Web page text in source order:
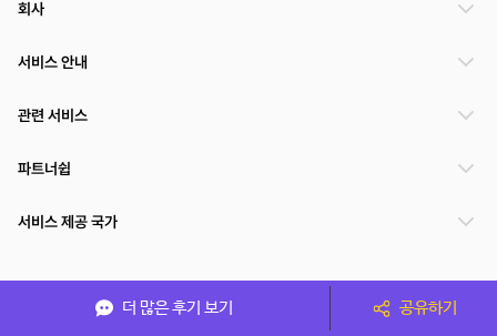
더 많은 후기 보기 공유하기
회사
서비스 안내
관련 서비스
파트너쉽
서비스 제공 국가
(주)NSPACE 사업자정보